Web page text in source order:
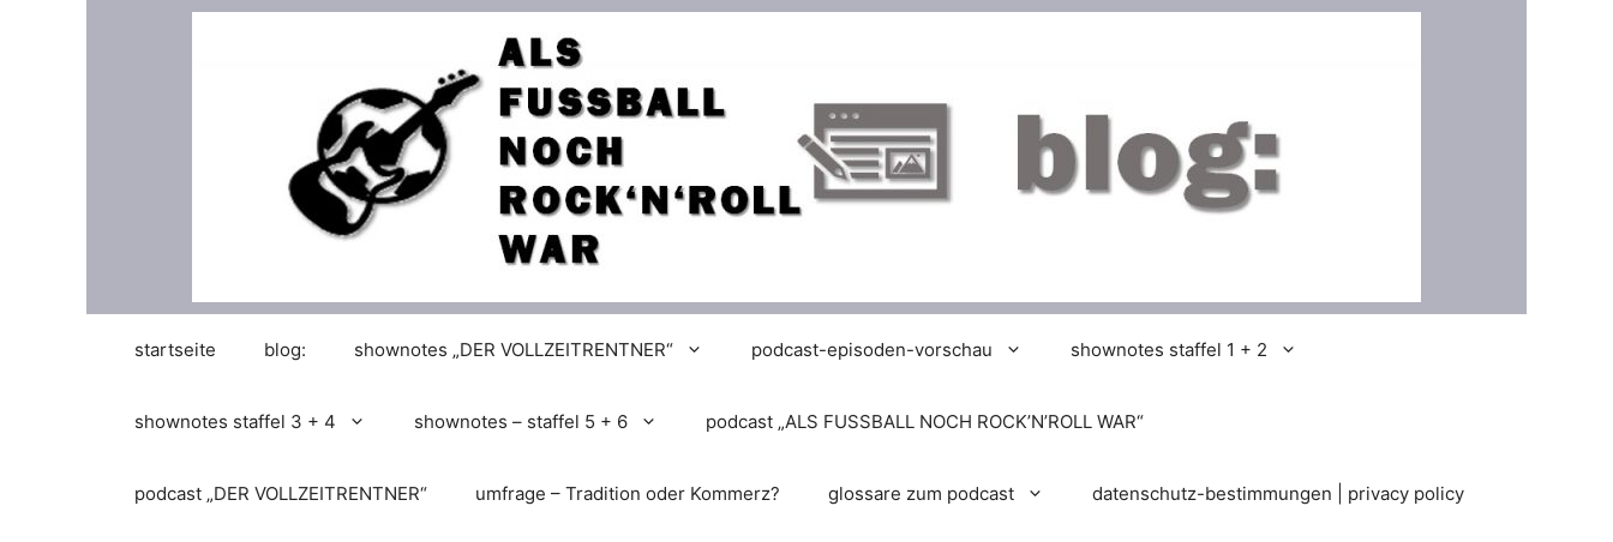
startseite blog: shownotes „DER VOLLZEITRENTNER“ podcast-episoden-vorschau shownotes staffel 1 + 2
shownotes staffel 3 + 4 shownotes – staffel 5 + 6 podcast „ALS FUSSBALL NOCH ROCK’N’ROLL WAR“
podcast „DER VOLLZEITRENTNER“ umfrage – Tradition oder Kommerz? glossare zum podcast datenschutz-bestimmungen | privacy policy